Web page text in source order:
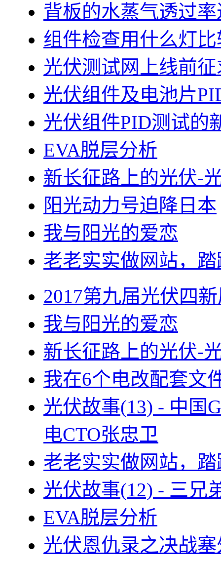
背板的水蒸气透过
组件检查用什么灯
光伏测试网上线前
光伏组件及电池片
光伏组件PID测试的
EVA脱层分析
新长征路上的光伏-
阳光动力号迫降日本
我与阳光的爱恋
老老实实做网站，
2017第九届光伏四
我与阳光的爱恋
新长征路上的光伏-
我在6个电改配套文
光伏故事(13) - 中国
电CTO张忠卫
老老实实做网站，
光伏故事(12) - 三兄
EVA脱层分析
光伏恩仇录之决战